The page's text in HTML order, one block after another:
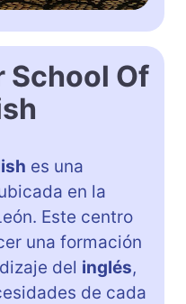
School Of
es una
en la
Este centro
una formación
del inglés,
de cada